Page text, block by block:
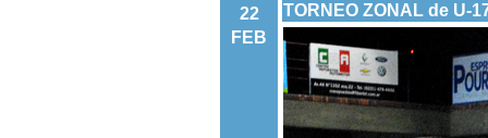
22
FEB
TORNEO ZONAL de U-